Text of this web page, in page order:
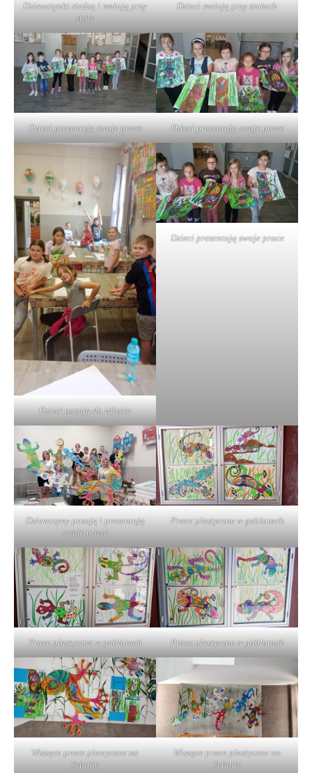
Dziewczynki siedzą i malują przy
stole
Dzieci malują przy stołach
Dzieci prezentują swoje prace Dzieci prezentują swoje prace
Dzieci pozują do zdjęcia
Dzieci prezentują swoje prace
Dziewczyny pozują i prezentują
swoje prace
Prace plastyczne w gablotach
Prace plastyczne w gablotach Prace plastyczne w gablotach
Wiszące prace plastyczne na
ścianie
Wiszące prace plastyczne na
ścianie